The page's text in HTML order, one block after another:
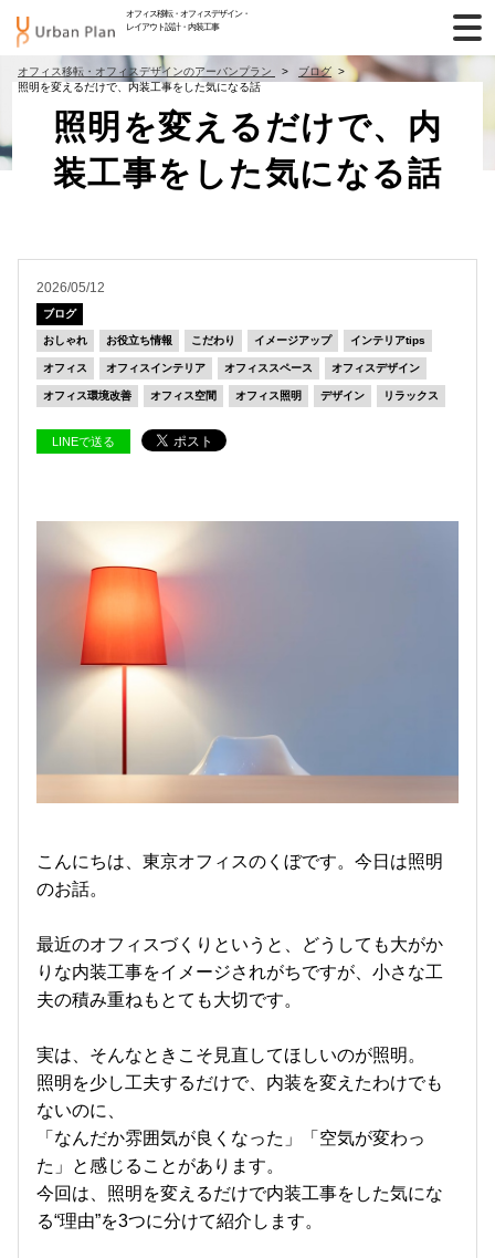
オフィス移転・オフィスデザイン・
レイアウト設計・内装工事
オフィス移転・オフィスデザインのアーバンプラン
ブログ
照明を変えるだけで、内装工事をした気になる話
照明を変えるだけで、内
装工事をした気になる話
2026/05/12
ブログ
おしゃれ お役立ち情報 こだわり イメージアップ インテリアtips
オフィス オフィスインテリア オフィススペース オフィスデザイン
オフィス環境改善 オフィス空間 オフィス照明 デザイン リラックス
LINEで送る
こんにちは、東京オフィスのくぼです。今日は照明
のお話。
最近のオフィスづくりというと、どうしても大がか
りな内装工事をイメージされがちですが、小さな工
夫の積み重ねもとても大切です。
実は、そんなときこそ見直してほしいのが照明。
照明を少し工夫するだけで、内装を変えたわけでも
ないのに、
「なんだか雰囲気が良くなった」「空気が変わっ
た」と感じることがあります。
今回は、照明を変えるだけで内装工事をした気にな
る“理由”を3つに分けて紹介します。